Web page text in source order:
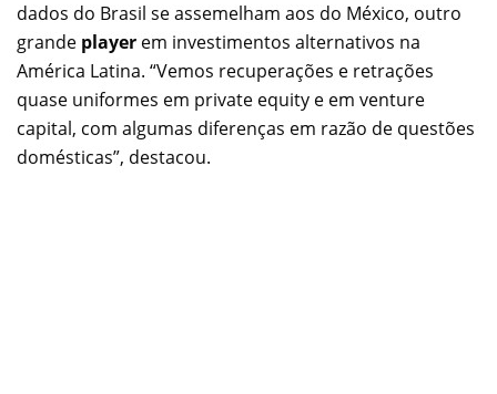
dados do Brasil se assemelham aos do México, outro
grande player em investimentos alternativos na
América Latina. “Vemos recuperações e retrações
quase uniformes em private equity e em venture
capital, com algumas diferenças em razão de questões
domésticas”, destacou.